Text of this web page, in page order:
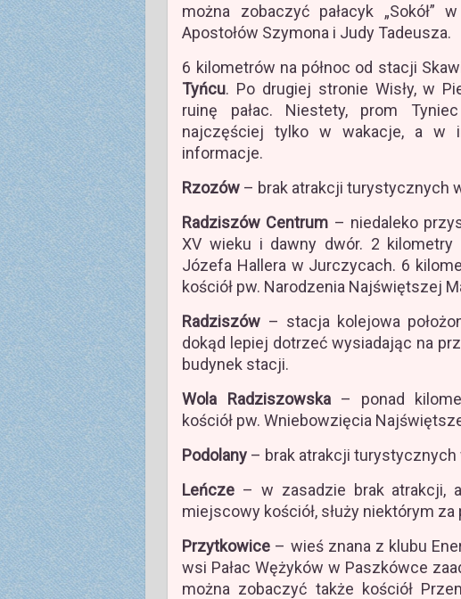
można zobaczyć pałacyk „Sokół”
Apostołów Szymona i Judy Tadeusza.
6 kilometrów na północ od stacji
Tyńcu. Po drugiej stronie Wisły, w
ruinę pałac. Niestety, prom
najczęściej tylko w wakacje, a w
informacje.
Rzozów – brak atrakcji turystycznych
Radziszów Centrum – niedaleko
XV wieku i dawny dwór. 2
Józefa Hallera w Jurczycach. 6
kościół pw. Narodzenia Najświętszej
Radziszów – stacja kolejowa
dokąd lepiej dotrzeć wysiadając na
budynek stacji.
Wola Radziszowska– ponad
kościół pw. Wniebowzięcia
Podolany – brak atrakcji turystycznych
Leńcze – w zasadzie brak atrakcji,
miejscowy kościół, służy niektórym
Przytkowice – wieś znana z klubu
wsi Pałac Wężyków w Paszkówce
można zobaczyć także kościół